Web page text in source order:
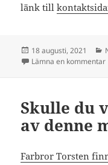
länk till
Postat
18 augusti, 2021
Lämna en kommentar
Skulle du
av denne
Farbror Torsten